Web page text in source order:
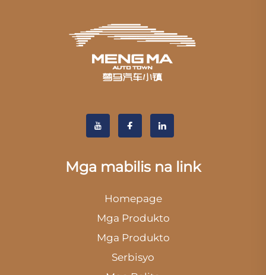
Mga mabilis na link
Homepage
Mga Produkto
Mga Produkto
Serbisyo